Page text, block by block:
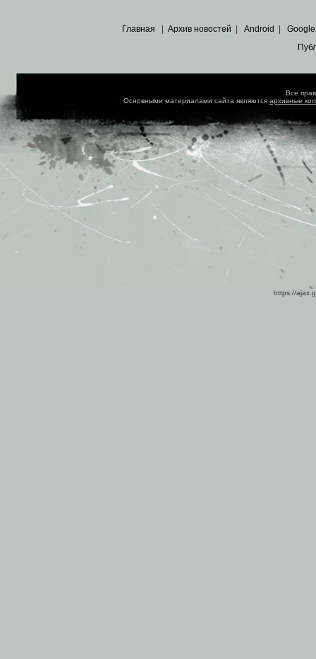
Главная Архив новостей Android Google
Все
Основными материалами сайта являются архивные
https://